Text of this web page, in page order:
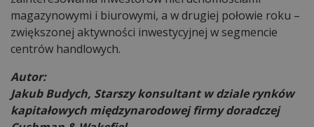
magazynowymi i biurowymi, a w drugiej połowie roku –
zwiększonej aktywności inwestycyjnej w segmencie
centrów handlowych.
Autor:
Jakub Budych, Starszy konsultant w dziale rynków
kapitałowych międzynarodowej firmy doradczej